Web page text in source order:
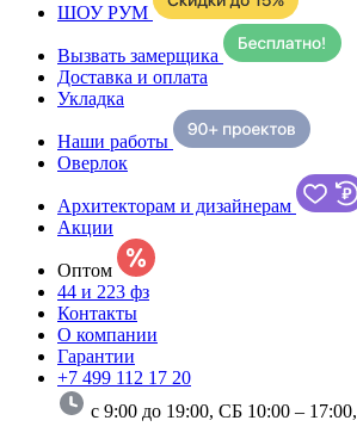
ШОУ РУМ
Вызвать замерщика
Доставка и оплата
Укладка
Наши работы
Оверлок
Архитекторам и дизайнерам
Акции
Оптом
44 и 223 фз
Контакты
О компании
Гарантии
+7 499 112 17 20
с 9:00 до 19:00, СБ 10:00 – 17:00,